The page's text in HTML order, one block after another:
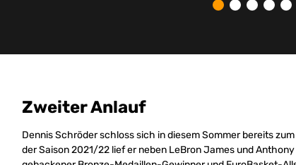
Zweiter Anlauf
Dennis Schröder schloss sich in diesem Sommer bereits
der Saison 2021/22 lief er neben LeBron James und